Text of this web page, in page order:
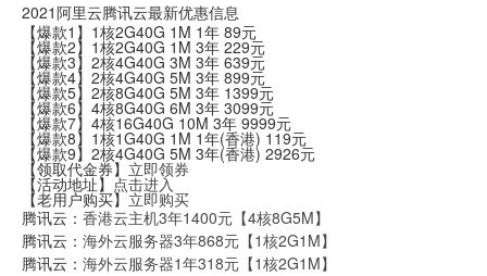
2021阿里云腾讯云最新优惠信息
【爆款1】1核2G40G 1M 1年 89元
【爆款2】1核2G40G 1M 3年 229元
【爆款3】2核4G40G 3M 3年 639元
【爆款4】2核4G40G 5M 3年 899元
【爆款5】2核8G40G 5M 3年 1399元
【爆款6】4核8G40G 6M 3年 3099元
【爆款7】4核16G40G 10M 3年 9999元
【爆款8】1核1G40G 1M 1年(香港) 119元
【爆款9】2核4G40G 5M 3年(香港) 2926元
【领取代金券】 立即领券
【活动地址】 点击进入
【老用户购买】立即购买
腾讯云： 香港云主机3年1400元【4核8G5M】
腾讯云： 海外云服务器3年868元【1核2G1M】
腾讯云： 海外云服务器1年318元【1核2G1M】